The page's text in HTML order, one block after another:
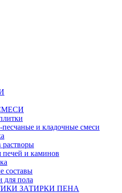
и кладочные смеси
растворы
печей и каминов
составы
для пола
ЗАТИРКИ ПЕНА